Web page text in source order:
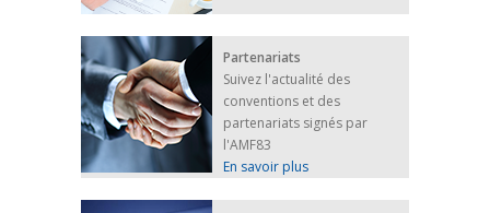
Partenariats
Suivez l'actualité des
conventions et des
partenariats signés par
l'AMF83
En savoir plus